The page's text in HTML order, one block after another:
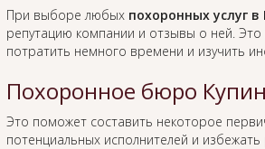
При выборе любых похоронных услуг в
репутацию компании и отзывы о ней. Это
потратить немного времени и изучить
Похоронное бюро
Это поможет составить некоторое
потенциальных исполнителей и